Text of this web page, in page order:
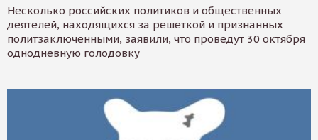
Несколько российских политиков и общественных
деятелей, находящихся за решеткой и признанных
политзаключенными, заявили, что проведут 30 октября
однодневную голодовку